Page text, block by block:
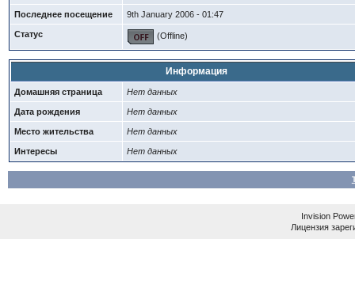
Последнее посещение 9th January 2006 - 01:47
Статус (Offline)
Информация
Домашняя страница Нет данных
Дата рождения Нет данных
Место жительства Нет данных
Интересы Нет данных
Invision
Лицензия